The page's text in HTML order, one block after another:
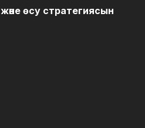
өсу стратегиясын